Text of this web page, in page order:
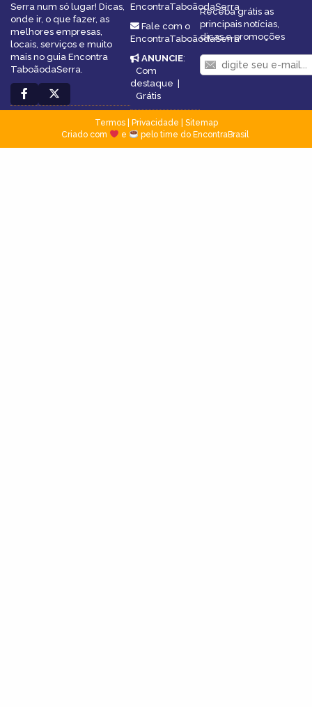
Serra num só lugar! Dicas,
onde ir, o que fazer, as
melhores empresas,
locais, serviços e muito
mais no guia Encontra
TaboãodaSerra.
EncontraTaboãodaSerra
Fale com o
EncontraTaboãodaSerra
ANUNCIE:
Com
destaque |
Grátis
Receba grátis as
principais notícias,
dicas e promoções
Termos| Privacidade
Sitemap
Criado com
e pelo time do EncontraBrasil